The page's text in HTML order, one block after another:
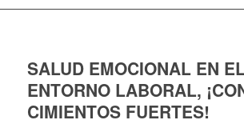
SALUD EMOCIONAL EN
ENTORNO LABORAL,
CIMIENTOS FUERTES!